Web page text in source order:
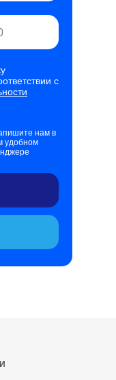
с
нам в
удобном